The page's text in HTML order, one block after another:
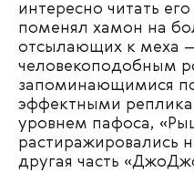
интересно читать
поменял хамон на
отсылающих к меха
человекоподобным
запоминающимися
эффектными
уровнем пафоса,
растиражировались
другая часть